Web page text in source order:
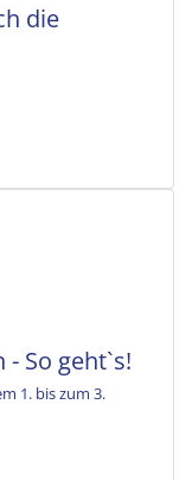
die
So geht`s!
1. bis zum 3.